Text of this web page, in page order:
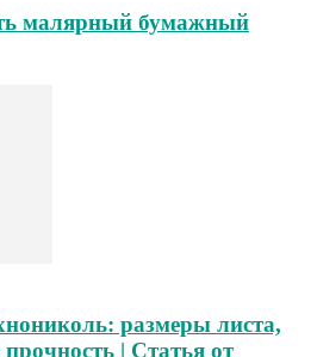
малярный бумажный
размеры листа,
| Статья от